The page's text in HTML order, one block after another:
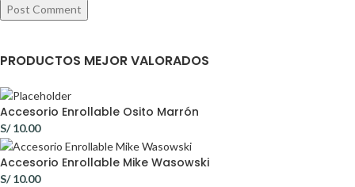
PRODUCTOS MEJOR VALORADOS
Accesorio Enrollable Osito Marrón
S/10.00
Accesorio Enrollable Mike Wasowski
S/10.00